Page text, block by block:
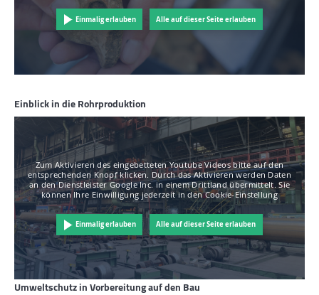
Einmalig erlauben Alle auf dieser Seite erlauben
Einblick in die Rohrproduktion
Zum Aktivieren des eingebetteten Youtube Videos bitte auf den
entsprechenden Knopf klicken. Durch das Aktivieren werden Daten
an den Dienstleister Google Inc. in einem Drittland übermittelt. Sie
können Ihre Einwilligung jederzeit in den Cookie-Einstellung
Einmalig erlauben Alle auf dieser Seite erlauben
Umweltschutz in Vorbereitung auf den Bau